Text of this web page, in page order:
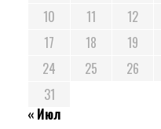
10
11 12
17
18 19
24
25 26
31
« Июл